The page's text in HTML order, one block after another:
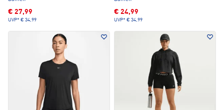
€ 27,99
UVP* € 34,99
€ 24,99
UVP* € 34,99